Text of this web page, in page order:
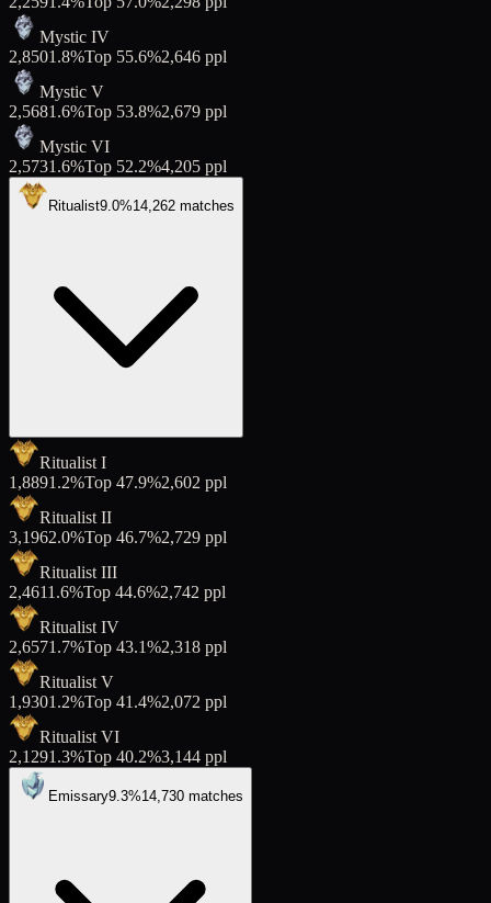
Mystic IV
2,8501.8%Top 55.6%2,646 ppl
Mystic V
2,5681.6%Top 53.8%2,679 ppl
Mystic VI
2,5731.6%Top 52.2%4,205 ppl
Ritualist9.0%14,262 matches
Ritualist I
1,8891.2%Top 47.9%2,602 ppl
Ritualist II
3,1962.0%Top 46.7%2,729 ppl
Ritualist III
2,4611.6%Top 44.6%2,742 ppl
Ritualist IV
2,6571.7%Top 43.1%2,318 ppl
Ritualist V
1,9301.2%Top 41.4%2,072 ppl
Ritualist VI
2,1291.3%Top 40.2%3,144 ppl
Emissary9.3%14,730 matches